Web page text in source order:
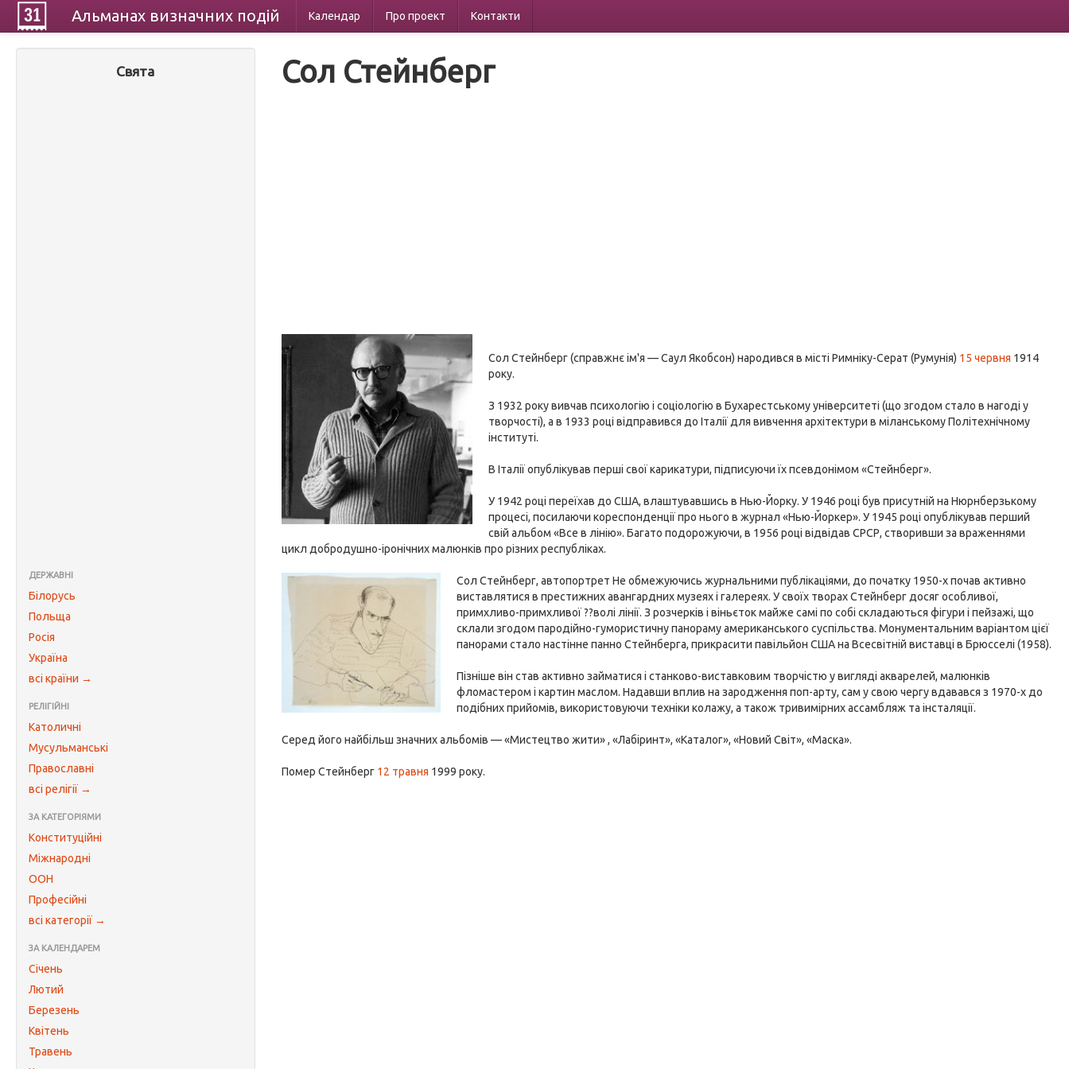
Альманах визначних подій Календар Про проект Контакти
Свята
ДЕРЖАВНІ
Білорусь
Польща
Росія
Україна
всі країни →
РЕЛІГІЙНІ
Католичні
Мусульманські
Православні
всі релігії →
ЗА КАТЕГОРІЯМИ
Конституційні
Міжнародні
ООН
Професійні
всі категорії →
ЗА КАЛЕНДАРЕМ
Січень
Лютий
Березень
Квітень
Травень
Сол Стейнберг
Сол Стейнберг (справжнє ім'я — Саул Якобсон) народився в місті Римніку-Серат (Румунія) 15 червня 1914
року.
З 1932 року вивчав психологію і соціологію в Бухарестському університеті (що згодом стало в нагоді у
творчості), а в 1933 році відправився до Італії для вивчення архітектури в міланському Політехнічному
інституті.
В Італії опублікував перші свої карикатури, підписуючи їх псевдонімом «Стейнберг».
У 1942 році переїхав до США, влаштувавшись в Нью-Йорку. У 1946 році був присутній на Нюрнберзькому
процесі, посилаючи кореспонденції про нього в журнал «Нью-Йоркер». У 1945 році опублікував перший
свій альбом «Все в лінію». Багато подорожуючи, в 1956 році відвідав СРСР, створивши за враженнями
цикл добродушно-іронічних малюнків про різних республіках.
Сол Стейнберг, автопортрет Не обмежуючись журнальними публікаціями, до початку 1950-х почав активно
виставлятися в престижних авангардних музеях і галереях. У своїх творах Стейнберг досяг особливої,
примхливо-примхливої ??волі лінії. З розчерків і віньєток майже самі по собі складаються фігури і пейзажі, що
склали згодом пародійно-гумористичну панораму американського суспільства. Монументальним варіантом цієї
панорами стало настінне панно Стейнберга, прикрасити павільйон США на Всесвітній виставці в Брюсселі (1958).
Пізніше він став активно займатися і станково-виставковим творчістю у вигляді акварелей, малюнків
фломастером і картин маслом. Надавши вплив на зародження поп-арту, сам у свою чергу вдавався з 1970-х до
подібних прийомів, використовуючи техніки колажу, а також тривимірних ассамбляж та інсталяції.
Серед його найбільш значних альбомів — «Мистецтво жити» , «Лабіринт», «Каталог», «Новий Світ», «Маска».
Помер Стейнберг 12 травня 1999 року.